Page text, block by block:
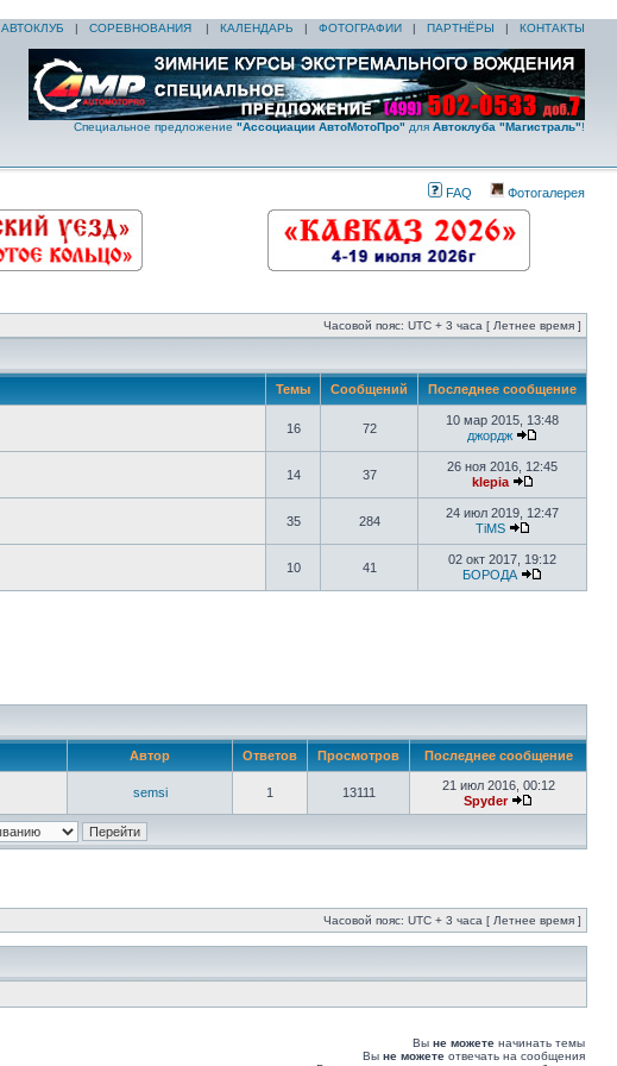
АВТОКЛУБ | СОРЕВНОВАНИЯ | КАЛЕНДАРЬ | ФОТОГРАФИИ | ПАРТНЁРЫ | КОНТАКТЫ
Специальное предложение "Ассоциации АвтоМотоПро" для Автоклуба "Магистраль"!
FAQ Фотогалерея
Часовой пояс: UTC + 3 часа [ Летнее время ]
Темы Сообщений Последнее сообщение
16 72
10 мар 2015, 13:48
джордж
14 37
26 ноя 2016, 12:45
klepia
35 284
24 июл 2019, 12:47
TiMS
10 41
02 окт 2017, 19:12
БОРОДА
Автор Ответов Просмотров Последнее сообщение
semsi 1 13111
21 июл 2016, 00:12
Spyder
Часовой пояс: UTC + 3 часа [ Летнее время ]
Вы не можете начинать темы
Вы не можете отвечать на сообщения